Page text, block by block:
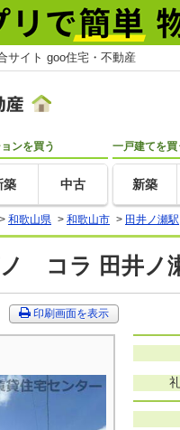
サイト goo住宅・不動産
ンを買う
築 中古
一戸建てを買
新築
> 和歌山県 > 和歌山市 > 田井ノ瀬駅
コラ 田井ノ
印刷画面を表示